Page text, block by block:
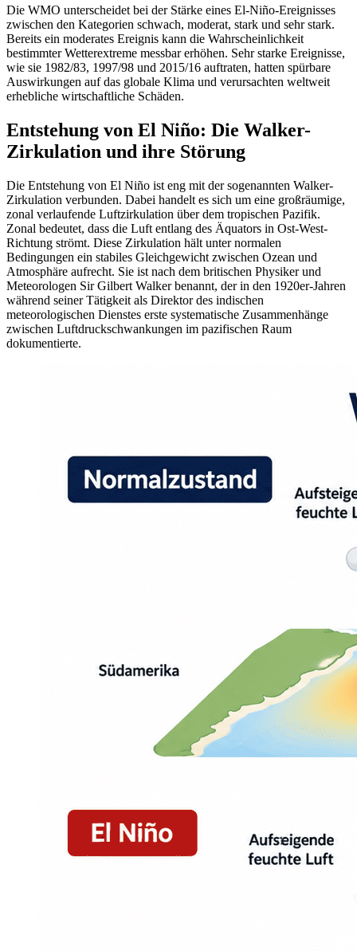
Die WMO unterscheidet bei der Stärke eines El-Niño-Ereignisses
zwischen den Kategorien schwach, moderat, stark und sehr stark.
Bereits ein moderates Ereignis kann die Wahrscheinlichkeit
bestimmter Wetterextreme messbar erhöhen. Sehr starke Ereignisse,
wie sie 1982/83, 1997/98 und 2015/16 auftraten, hatten spürbare
Auswirkungen auf das globale Klima und verursachten weltweit
erhebliche wirtschaftliche Schäden.
Entstehung von El Niño: Die Walker-
Zirkulation und ihre Störung
Die Entstehung von El Niño ist eng mit der sogenannten Walker-
Zirkulation verbunden. Dabei handelt es sich um eine großräumige,
zonal verlaufende Luftzirkulation über dem tropischen Pazifik.
Zonal bedeutet, dass die Luft entlang des Äquators in Ost-West-
Richtung strömt. Diese Zirkulation hält unter normalen
Bedingungen ein stabiles Gleichgewicht zwischen Ozean und
Atmosphäre aufrecht. Sie ist nach dem britischen Physiker und
Meteorologen Sir Gilbert Walker benannt, der in den 1920er-Jahren
während seiner Tätigkeit als Direktor des indischen
meteorologischen Dienstes erste systematische Zusammenhänge
zwischen Luftdruckschwankungen im pazifischen Raum
dokumentierte.